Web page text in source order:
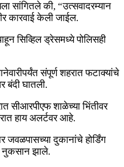
सांगितले की, “उत्सवादरम्यान
कारवाई केली जाईल.
सिव्हिल ड्रेसमध्ये पोलिसही
संपूर्ण शहरात फटाक्यांचे
बंदी घातली.
सीआरपीएफ शाळेच्या भिंतीवर
हाय अलर्टवर आहे.
जवळपासच्या दुकानांचे होर्डिंग
नुकसान झाले.